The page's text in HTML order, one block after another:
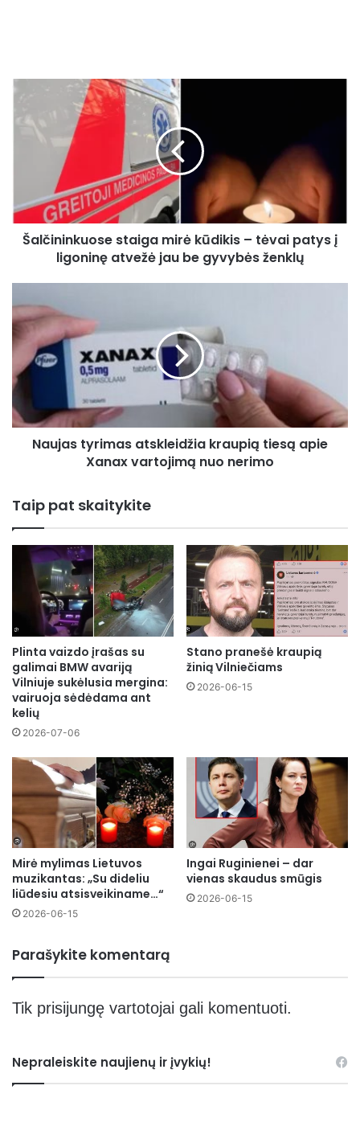
Šalčininkuose
mirė
kūdikis
ligoninę
atvežė
ženklų
Šalčininkuose staiga mirė kūdikis – tėvai patys į
ligoninę atvežė jau be gyvybės ženklų
tyrimas
atskleidžia
kraupią
tiesą
apie
Xanax
vartojimą
nuo
nerimoNaujas tyrimas atskleidžia kraupią tiesą apie
Xanax vartojimą nuo nerimo
Taip pat skaitykite
Plinta vaizdo įrašas su
galimai BMW avariją
Vilniuje sukėlusia mergina:
vairuoja sėdėdama ant
kelių
2026-07-06
Stano pranešė kraupią
žinią Vilniečiams
2026-06-15
Mirė mylimas Lietuvos
muzikantas: „Su dideliu
liūdesiu atsisveikiname…“
2026-06-15
Ingai Ruginienei – dar
vienas skaudus smūgis
2026-06-15
Parašykite komentarą
Tik prisijungę vartotojai gali komentuoti.
Nepraleiskite naujienų ir įvykių!